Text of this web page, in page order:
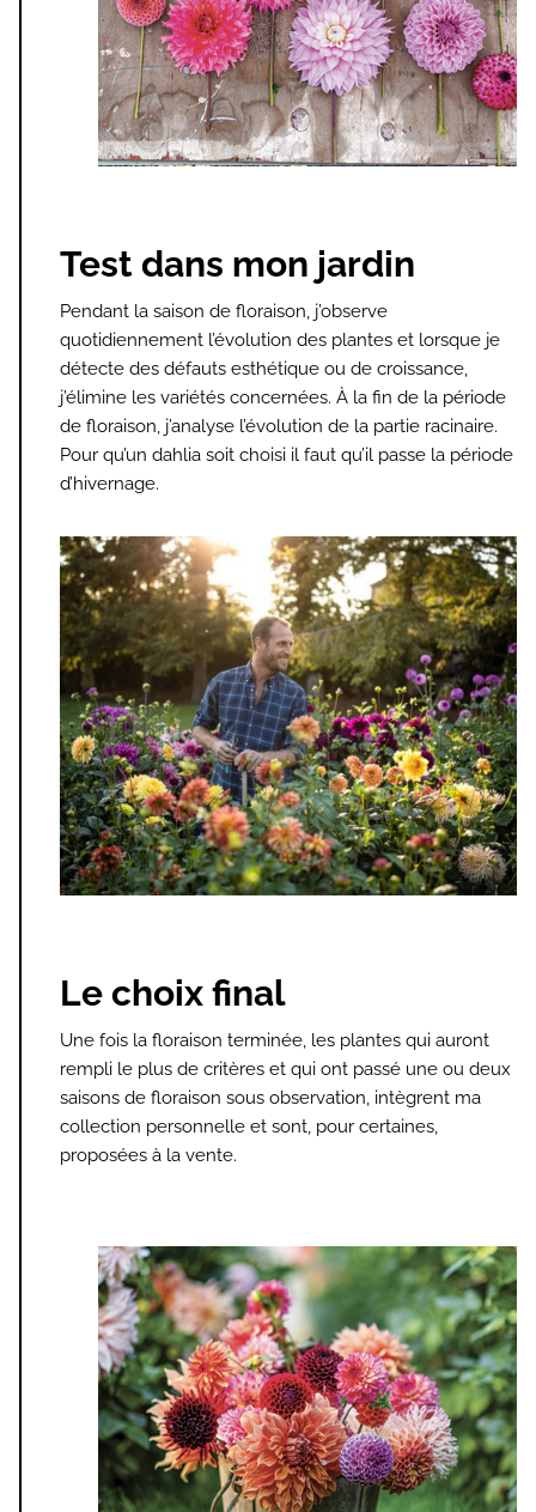
Test dans mon jardin
Pendant la saison de floraison, j’observe
quotidiennement l’évolution des plantes et lorsque je
détecte des défauts esthétique ou de croissance,
j’élimine les variétés concernées. À la fin de la période
de floraison, j’analyse l’évolution de la partie racinaire.
Pour qu’un dahlia soit choisi il faut qu’il passe la période
d’hivernage.
Le choix final
Une fois la floraison terminée, les plantes qui auront
rempli le plus de critères et qui ont passé une ou deux
saisons de floraison sous observation, intègrent ma
collection personnelle et sont, pour certaines,
proposées à la vente.